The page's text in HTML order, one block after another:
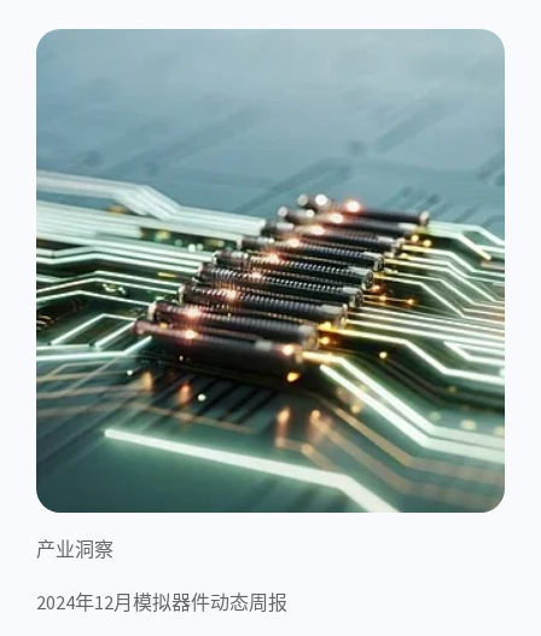
产业洞察
2024年12月模拟器件动态周报